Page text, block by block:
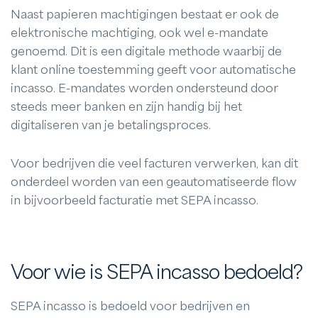
Naast papieren machtigingen bestaat er ook de
elektronische machtiging, ook wel e-mandate
genoemd. Dit is een digitale methode waarbij de
klant online toestemming geeft voor automatische
incasso. E-mandates worden ondersteund door
steeds meer banken en zijn handig bij het
digitaliseren van je betalingsproces.
Voor bedrijven die veel facturen verwerken, kan dit
onderdeel worden van een geautomatiseerde flow
in bijvoorbeeld facturatie met SEPA incasso.
Voor wie is SEPA incasso bedoeld?
SEPA incasso is bedoeld voor bedrijven en